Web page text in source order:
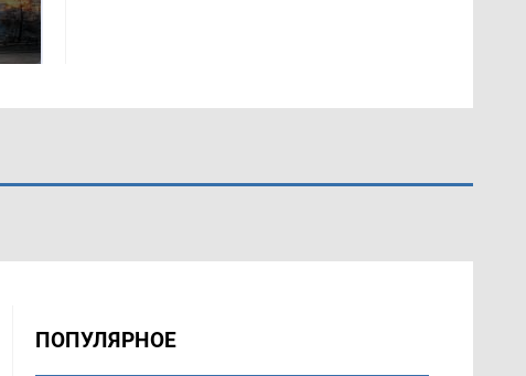
ПОПУЛЯРНОЕ